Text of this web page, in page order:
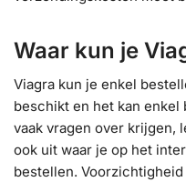
Waar kun je
Viagra kun je enkel
beschikt en het kan enkel
vaak vragen over krijgen,
ook uit waar je op het
bestellen.